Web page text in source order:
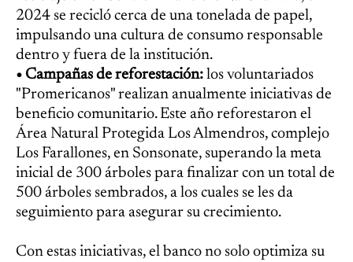
2024 se recicló cerca de una tonelada de papel,
impulsando una cultura de consumo responsable
dentro y fuera de la institución.
• Campañas de reforestación: los voluntariados
"Promericanos" realizan anualmente iniciativas de
beneficio comunitario. Este año reforestaron el
Área Natural Protegida Los Almendros, complejo
Los Farallones, en Sonsonate, superando la meta
inicial de 300 árboles para finalizar con un total de
500 árboles sembrados, a los cuales se les da
seguimiento para asegurar su crecimiento.
Con estas iniciativas, el banco no solo optimiza su